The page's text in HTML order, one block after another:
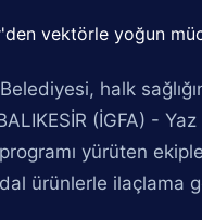
halk
(İGFA) -
yürüten
ürünlerle ilaçlama